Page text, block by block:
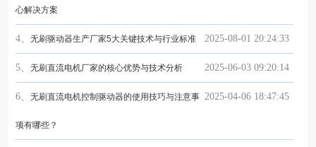
心解决方案
2025-08-01 20:24:33
4、 无刷驱动器生产厂家5大关键技术与行业标准
2025-06-03 09:20:14
5、 无刷直流电机厂家的核心优势与技术分析
2025-04-06 18:47:45
6、 无刷直流电机控制驱动器的使用技巧与注意事
项有哪些？